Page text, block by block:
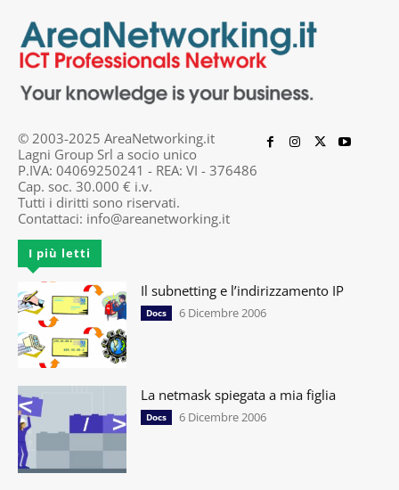
© 2003-2025 AreaNetworking.it
Lagni Group Srl a socio unico
P.IVA: 04069250241 - REA: VI - 376486
Cap. soc. 30.000 € i.v.
Tutti i diritti sono riservati.
Contattaci: info@areanetworking.it
I più letti
Il subnetting e l’indirizzamento IP
Docs 6 Dicembre 2006
La netmask spiegata a mia figlia
Docs 6 Dicembre 2006